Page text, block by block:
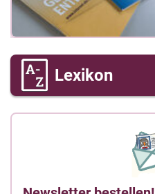
Lexikon